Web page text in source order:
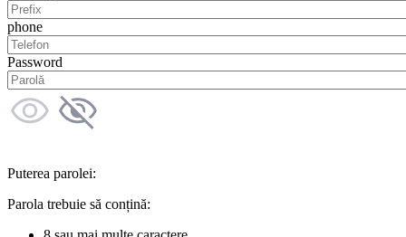
phone
Password
Puterea parolei:
Parola trebuie să conțină: